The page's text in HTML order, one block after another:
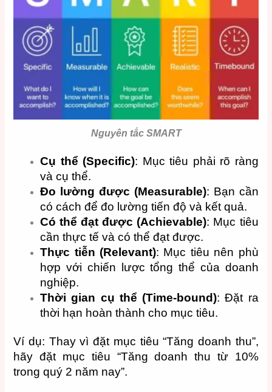
Nguyên tắc SMART
Cụ thể (Specific): Mục tiêu phải rõ ràng
và cụ thể.
Đo lường được (Measurable): Bạn cần
có cách để đo lường tiến độ và kết quả.
Có thể đạt được (Achievable): Mục tiêu
cần thực tế và có thể đạt được.
Thực tiễn (Relevant): Mục tiêu nên phù
hợp với chiến lược tổng thể của doanh
nghiệp.
Thời gian cụ thể (Time-bound): Đặt ra
thời hạn hoàn thành cho mục tiêu.
Ví dụ: Thay vì đặt mục tiêu “Tăng doanh thu”,
hãy đặt mục tiêu “Tăng doanh thu từ 10%
trong quý 2 năm nay”.